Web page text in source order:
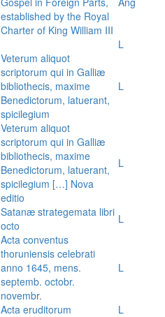
established by the Royal
Charter of King William III
L
Veterum aliquot
scriptorum qui in Galliæ
bibliothecis, maxime
Benedictorum, latuerant,
spicilegium
L
Veterum aliquot
scriptorum qui in Galliæ
bibliothecis, maxime
Benedictorum, latuerant,
spicilegium […] Nova
editio
L
Satanæ strategemata libri
octo
L
Acta conventus
thoruniensis celebrati
anno 1645, mens.
septemb. octobr.
novembr.
L
Acta eruditorum
L